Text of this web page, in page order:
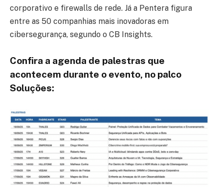
corporativo e firewalls de rede. Já a Pentera figura
entre as 50 companhias mais inovadoras em
cibersegurança, segundo o CB Insights.
Confira a agenda de palestras que
acontecem durante o evento, no palco
Soluções: